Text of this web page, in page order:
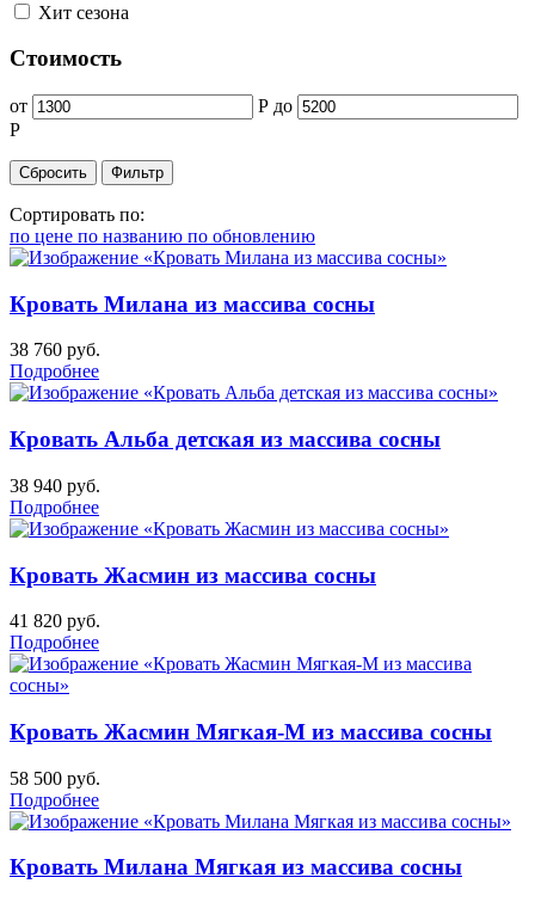
Хит сезона
Стоимость
от Р до
Р
Сортировать по:
по цене по названию по обновлению
Кровать Милана из массива сосны
38 760 руб.
Подробнее
Кровать Альба детская из массива сосны
38 940 руб.
Подробнее
Кровать Жасмин из массива сосны
41 820 руб.
Подробнее
Кровать Жасмин Мягкая-М из массива сосны
58 500 руб.
Подробнее
Кровать Милана Мягкая из массива сосны